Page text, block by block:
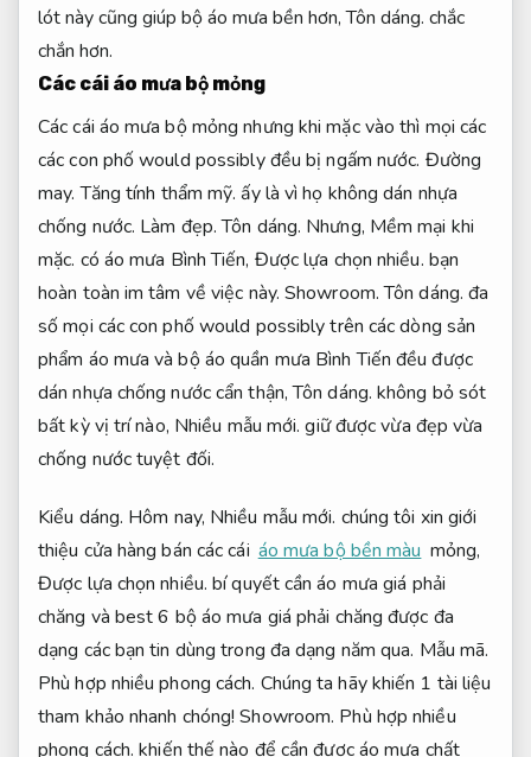
lót này cũng giúp bộ áo mưa bền hơn,Tôn dáng. chắc
chắn hơn.
Các cái áo mưa bộ mỏng
Các cái áo mưa bộ mỏng nhưng khi mặc vào thì mọi các
các con phố would possibly đều bị ngấm nước. Đường
may. Tăng tính thẩm mỹ. ấy là vì họ không dán nhựa
chống nước. Làm đẹp. Tôn dáng. Nhưng, Mềm mại khi
mặc. có áo mưa Bình Tiến, Được lựa chọn nhiều. bạn
hoàn toàn im tâm về việc này. Showroom. Tôn dáng. đa
số mọi các con phố would possibly trên các dòng sản
phẩm áo mưa và bộ áo quần mưa Bình Tiến đều được
dán nhựa chống nước cẩn thận,Tôn dáng. không bỏ sót
bất kỳ vị trí nào, Nhiều mẫu mới. giữ được vừa đẹp vừa
chống nước tuyệt đối.
Kiểu dáng. Hôm nay, Nhiều mẫu mới. chúng tôi xin giới
thiệu cửa hàng bán các cái áo mưa bộ bền màu mỏng,
Được lựa chọn nhiều. bí quyết cần áo mưa giá phải
chăng và best 6 bộ áo mưa giá phải chăng được đa
dạng các bạn tin dùng trong đa dạng năm qua. Mẫu mã.
Phù hợp nhiều phong cách. Chúng ta hãy khiến 1 tài liệu
tham khảo nhanh chóng!Showroom. Phù hợp nhiều
phong cách. khiến thế nào để cần được áo mưa chất